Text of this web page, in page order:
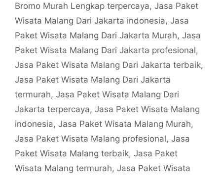
Bromo Murah Lengkap terpercaya, Jasa Paket
Wisata Malang Dari Jakarta indonesia, Jasa
Paket Wisata Malang Dari Jakarta Murah, Jasa
Paket Wisata Malang Dari Jakarta profesional,
Jasa Paket Wisata Malang Dari Jakarta terbaik,
Jasa Paket Wisata Malang Dari Jakarta
termurah, Jasa Paket Wisata Malang Dari
Jakarta terpercaya, Jasa Paket Wisata Malang
indonesia, Jasa Paket Wisata Malang Murah,
Jasa Paket Wisata Malang profesional, Jasa
Paket Wisata Malang terbaik, Jasa Paket
Wisata Malang termurah, Jasa Paket Wisata